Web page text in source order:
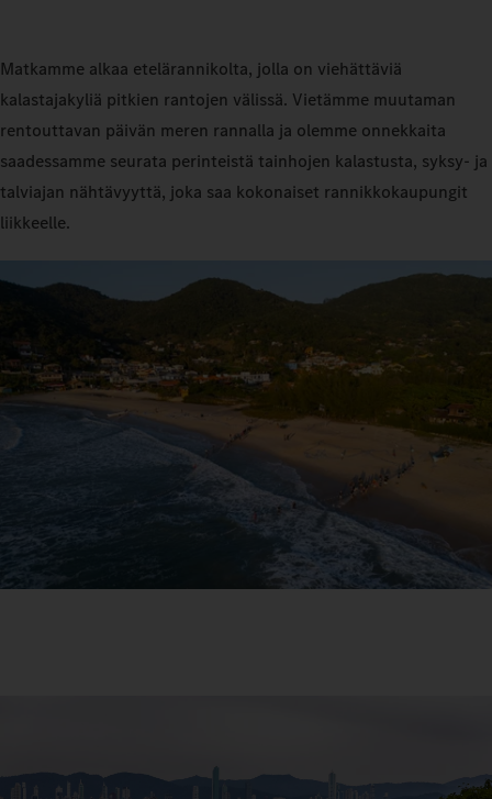
Matkamme alkaa etelärannikolta, jolla on viehättäviä
kalastajakyliä pitkien rantojen välissä. Vietämme muutaman
rentouttavan päivän meren rannalla ja olemme onnekkaita
saadessamme seurata perinteistä tainhojen kalastusta, syksy- ja
talviajan nähtävyyttä, joka saa kokonaiset rannikkokaupungit
liikkeelle.